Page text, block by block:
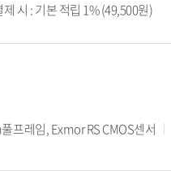
시 : 기본 적립 1% (49,500원)
프레임, Exmor RS CMOS센서